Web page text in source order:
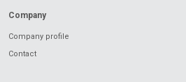
Company
Company profile
Contact